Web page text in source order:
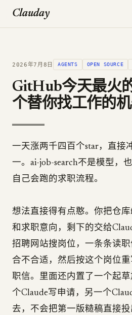
Clauday
2026年7月8日 AGENTS OPEN SOURCE
GitHub今天最火
个替你找工作的
一天涨两千四百个star，直接
一。ai-job-search不是模型，
自己会跑的求职流程。
想法直接得有点憨。你把仓
和求职意向，剩下的交给
招聘网站搜岗位，一条条读
合不合适，然后按这个岗位
职信。里面还内置了一个起
个Claude写申请，另一个
去，不会把第一版糙稿直接